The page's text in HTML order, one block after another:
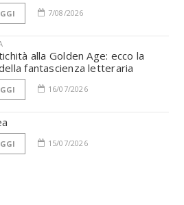
7/08/2026
alla Golden Age: ecco la
fantascienza letteraria
16/07/2026
15/07/2026